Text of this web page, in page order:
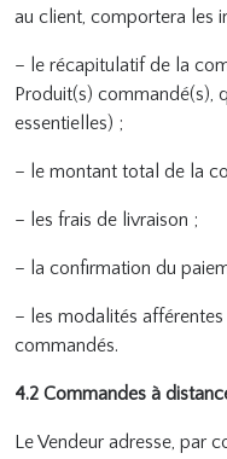
au client, comportera les
– le récapitulatif de la
Produit(s) commandé(s),
essentielles) ;
– le montant total de la
– les frais de livraison ;
– la confirmation du
– les modalités
commandés.
4.2 Commandes à
Le Vendeur adresse, par